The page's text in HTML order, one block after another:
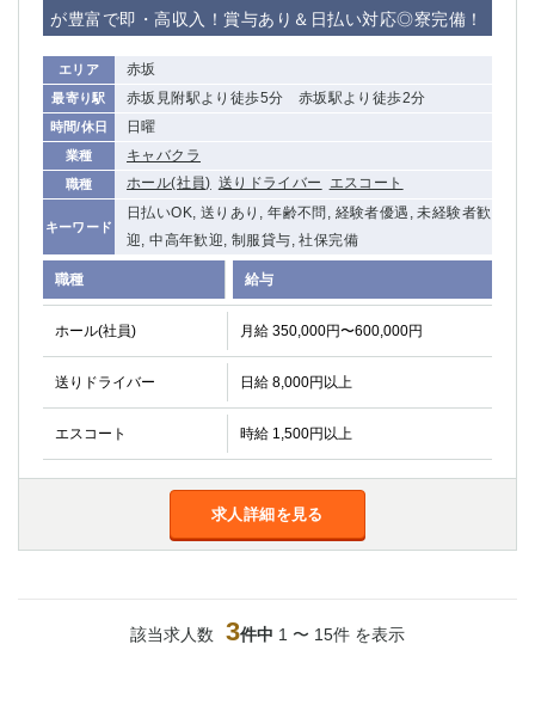
が豊富で即・高収入！賞与あり＆日払い対応◎寮完備！
エリア 赤坂
最寄り駅 赤坂見附駅より徒歩5分 赤坂駅より徒歩2分
時間/休日 日曜
業種 キャバクラ
職種 ホール(社員) 送りドライバー エスコート
キーワード
日払いOK, 送りあり, 年齢不問, 経験者優遇, 未経験者歓
迎, 中高年歓迎, 制服貸与, 社保完備
職種 給与
ホール(社員) 月給 350,000円〜600,000円
送りドライバー 日給 8,000円以上
エスコート 時給 1,500円以上
求人詳細を見る
該当求人数 3件中 1 〜 15件 を表示
高崎 館林
該当求人 0 選択した内容で設定